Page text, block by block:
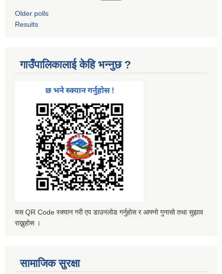
Older polls
Results
गाउँपालिकालाई केहि भन्नुछ ?
यस QR Code स्क्यान गरी एप डाउनलोड गर्नुहोस र आफ्नो गुनासो तथा सुझाव
राख्नुहोस ।
सामाजिक सुरक्षा